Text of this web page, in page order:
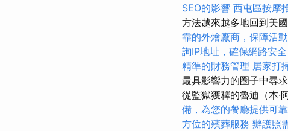
SEO的影響 西屯區按摩
方法越來越多地回到美
靠的外燴廠商，保障活
詢IP地址，確保網路安全
精準的財務管理 居家打
最具影響力的圈子中尋
從監獄獲釋的魯迪（本·
備，為您的餐廳提供可
方位的殯葬服務 辦護照